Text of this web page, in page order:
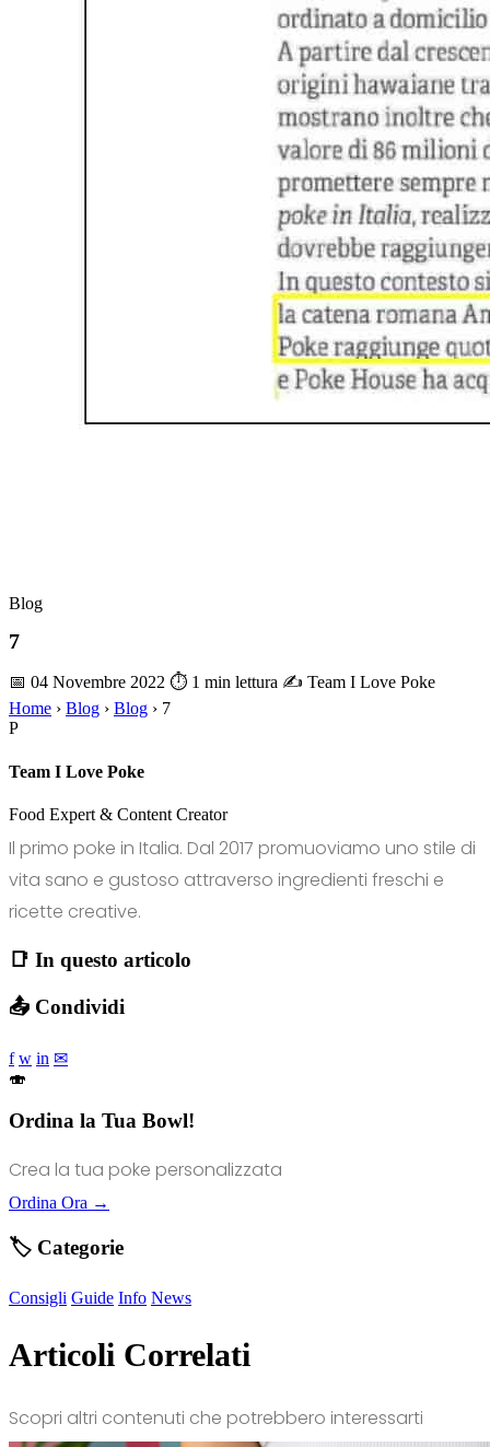
Blog
7
📅 04 Novembre 2022 ⏱ 1 min lettura ✍️ Team I Love Poke
Home › Blog › Blog › 7
P
Team I Love Poke
Food Expert & Content Creator
Il primo poke in Italia. Dal 2017 promuoviamo uno stile di
vita sano e gustoso attraverso ingredienti freschi e
ricette creative.
📑 In questo articolo
📤 Condividi
f w in ✉
🍣
Ordina la Tua Bowl!
Crea la tua poke personalizzata
Ordina Ora →
🏷️ Categorie
Consigli Guide Info News
Articoli Correlati
Scopri altri contenuti che potrebbero interessarti